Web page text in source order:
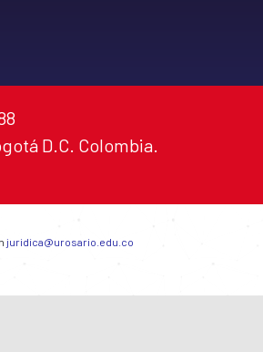
D.C. Colombia.
juridica@urosario.edu.co